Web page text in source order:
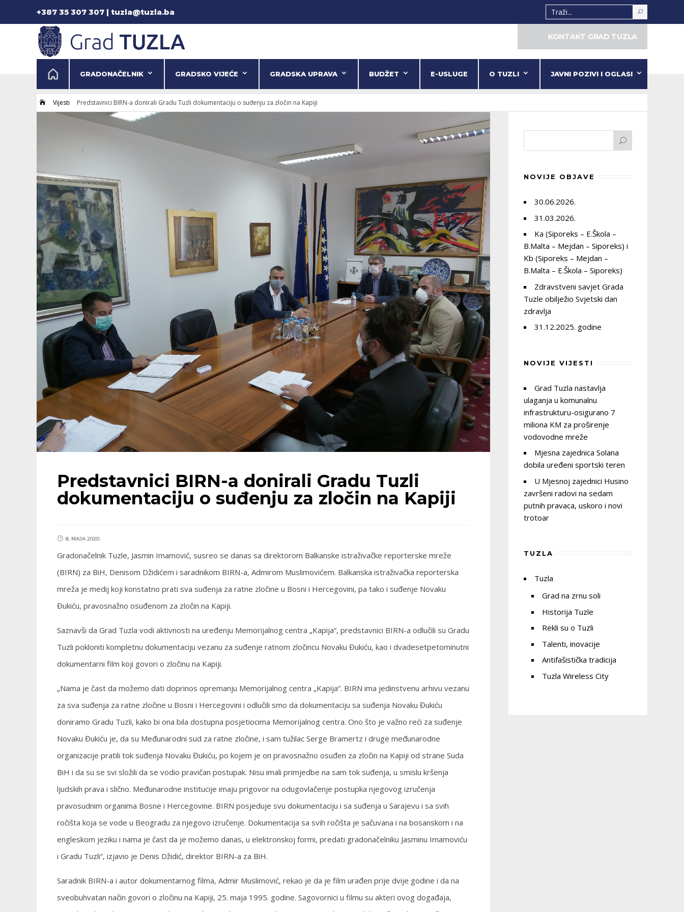
+387 35 307 307 | tuzla@tuzla.ba
KONTAKT GRAD TUZLA
GRADONAČELNIK GRADSKO VIJEĆE GRADSKA UPRAVA BUDŽET E-USLUGE O TUZLI JAVNI POZIVI I OGLASI
 Vijesti Predstavnici BIRN-a donirali Gradu Tuzli dokumentaciju o suđenju za zločin na Kapiji
Predstavnici BIRN-a donirali Gradu Tuzli
dokumentaciju o suđenju za zločin na Kapiji
8. MAJA 2020.
Gradonačelnik Tuzle, Jasmin Imamović, susreo se danas sa direktorom Balkanske istraživačke reporterske mreže
(BIRN) za BiH, Denisom Džidićem i saradnikom BIRN-a, Admirom Muslimovićem. Balkanska istraživačka reporterska
mreža je medij koji konstatno prati sva suđenja za ratne zločine u Bosni i Hercegovini, pa tako i suđenje Novaku
Đukiću, pravosnažno osuđenom za zločin na Kapiji.
Saznavši da Grad Tuzla vodi aktivnosti na uređenju Memorijalnog centra „Kapija“, predstavnici BIRN-a odlučili su Gradu
Tuzli pokloniti kompletnu dokumentaciju vezanu za suđenje ratnom zločincu Novaku Đukiću, kao i dvadesetpetominutni
dokumentarni film koji govori o zločinu na Kapiji.
„Nama je čast da možemo dati doprinos opremanju Memorijalnog centra „Kapija“. BIRN ima jedinstvenu arhivu vezanu
za sva suđenja za ratne zločine u Bosni i Hercegovini i odlučili smo da dokumentaciju sa suđenja Novaku Đukiću
doniramo Gradu Tuzli, kako bi ona bila dostupna posjetiocima Memorijalnog centra. Ono što je važno reći za suđenje
Novaku Đukiću je, da su Međunarodni sud za ratne zločine, i sam tužilac Serge Bramertz i druge međunarodne
organizacije pratili tok suđenja Novaku Đukiću, po kojem je on pravosnažno osuđen za zločin na Kapiji od strane Suda
BiH i da su se svi složili da se vodio pravičan postupak. Nisu imali primjedbe na sam tok suđenja, u smislu kršenja
ljudskih prava i slično. Međunarodne institucije imaju prigovor na odugovlačenje postupka njegovog izručenja
pravosudnim organima Bosne i Hercegovine. BIRN posjeduje svu dokumentaciju i sa suđenja u Sarajevu i sa svih
ročišta koja se vode u Beogradu za njegovo izručenje. Dokumentacija sa svih ročišta je sačuvana i na bosanskom i na
engleskom jeziku i nama je čast da je možemo danas, u elektronskoj formi, predati gradonačelniku Jasminu Imamoviću
i Gradu Tuzli“, izjavio je Denis Džidić, direktor BIRN-a za BiH.
Saradnik BIRN-a i autor dokumentarnog filma, Admir Muslimović, rekao je da je film urađen prije dvije godine i da na
sveobuhvatan način govori o zločinu na Kapiji, 25. maja 1995. godine. Sagovornici u filmu su akteri ovog događaja,
NOVIJE OBJAVE
30.06.2026.
31.03.2026.
Ka (Siporeks – E.Škola –
B.Malta – Mejdan – Siporeks) i
Kb (Siporeks – Mejdan –
B.Malta – E.Škola – Siporeks)
Zdravstveni savjet Grada
Tuzle obilježio Svjetski dan
zdravlja
31.12.2025. godine
NOVIJE VIJESTI
Grad Tuzla nastavlja
ulaganja u komunalnu
infrastrukturu-osigurano 7
miliona KM za proširenje
vodovodne mreže
Mjesna zajednica Solana
dobila uređeni sportski teren
U Mjesnoj zajednici Husino
završeni radovi na sedam
putnih pravaca, uskoro i novi
trotoar
TUZLA
Tuzla
Grad na zrnu soli
Historija Tuzle
Rekli su o Tuzli
Talenti, inovacije
Antifašistička tradicija
Tuzla Wireless City